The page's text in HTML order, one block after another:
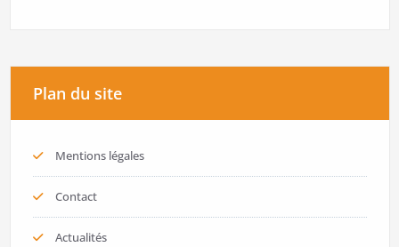
Plan du site
Mentions légales
Contact
Actualités